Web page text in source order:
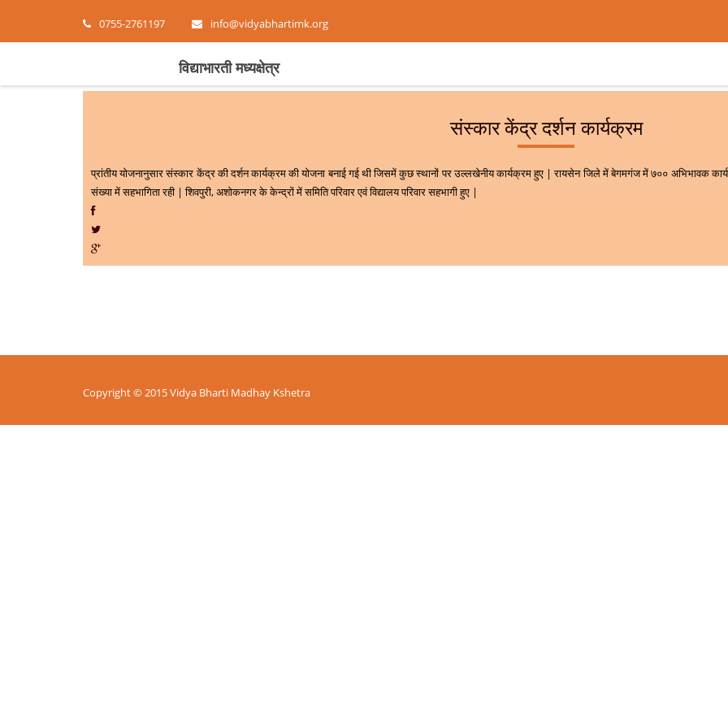
0755-2761197 info@vidyabhartimk.org
विद्याभारती मध्यक्षेत्र
संस्कार केंद्र दर्शन कार्यक्रम
प्रांतीय योजनानुसार संस्कार केंद्र की दर्शन कार्यक्रम की योजना बनाई गई थी जिसमें कुछ स्थानों पर उल्लखेनीय कार्यक्रम हुए | रायसेन जिले में बेगमगंज में ७०० अभिभावक
संख्या में सहभागिता रही | शिवपुरी, अशोकनगर के केन्द्रों में समिति परिवार एवं विद्यालय परिवार सहभागी हुए |
Copyright © 2015 Vidya Bharti Madhay Kshetra